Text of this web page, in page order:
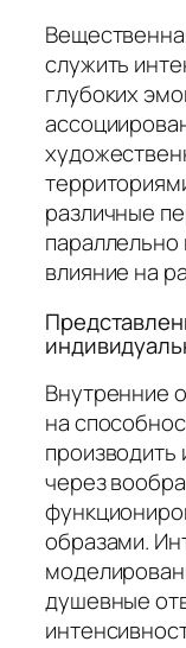
служить
глубоких
различные
влияние на
Внутренние
на
через
образами.
душевные